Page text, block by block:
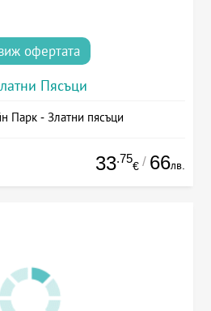
офертата
Пясъци
Парк - Златни пясъци
33.75
€ / 66лв.